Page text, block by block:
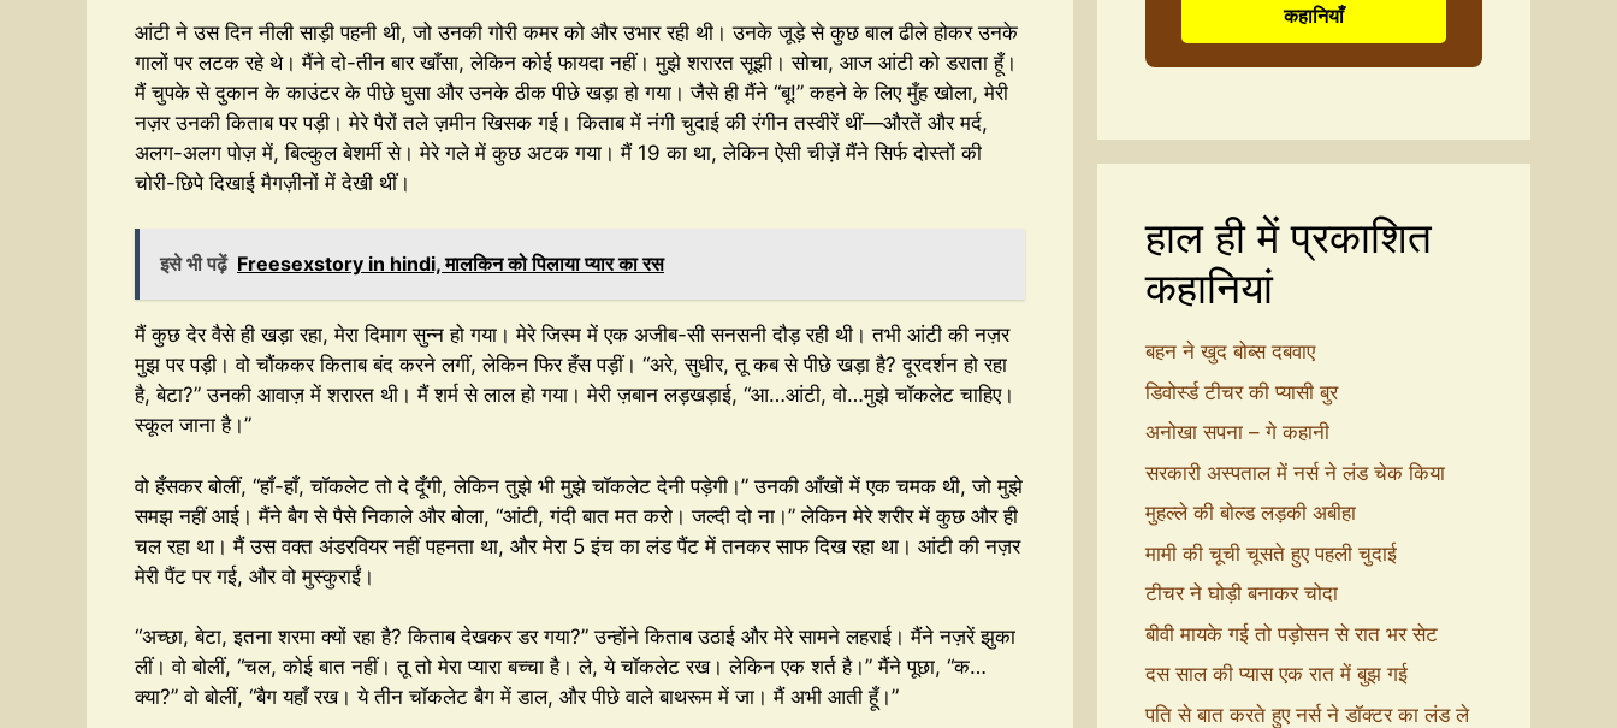
आंटी ने उस दिन नीली साड़ी पहनी थी, जो उनकी गोरी कमर को और उभार रही थी। उनके जूड़े से कुछ बाल ढीले होकर उनके
गालों पर लटक रहे थे। मैंने दो-तीन बार खाँसा, लेकिन कोई फायदा नहीं। मुझे शरारत सूझी। सोचा, आज आंटी को डराता हूँ।
मैं चुपके से दुकान के काउंटर के पीछे घुसा और उनके ठीक पीछे खड़ा हो गया। जैसे ही मैंने “बू!” कहने के लिए मुँह खोला, मेरी
नज़र उनकी किताब पर पड़ी। मेरे पैरों तले ज़मीन खिसक गई। किताब में नंगी चुदाई की रंगीन तस्वीरें थीं—औरतें और मर्द,
अलग-अलग पोज़ में, बिल्कुल बेशर्मी से। मेरे गले में कुछ अटक गया। मैं 19 का था, लेकिन ऐसी चीज़ें मैंने सिर्फ दोस्तों की
चोरी-छिपे दिखाई मैगज़ीनों में देखी थीं।
इसे भी पढ़ें Freesexstory in hindi, मालकिन को पिलाया प्यार का रस
मैं कुछ देर वैसे ही खड़ा रहा, मेरा दिमाग सुन्न हो गया। मेरे जिस्म में एक अजीब-सी सनसनी दौड़ रही थी। तभी आंटी की नज़र
मुझ पर पड़ी। वो चौंककर किताब बंद करने लगीं, लेकिन फिर हँस पड़ीं। “अरे, सुधीर, तू कब से पीछे खड़ा है? दूरदर्शन हो रहा
है, बेटा?” उनकी आवाज़ में शरारत थी। मैं शर्म से लाल हो गया। मेरी ज़बान लड़खड़ाई, “आ…आंटी, वो…मुझे चॉकलेट चाहिए।
स्कूल जाना है।”
वो हँसकर बोलीं, “हाँ-हाँ, चॉकलेट तो दे दूँगी, लेकिन तुझे भी मुझे चॉकलेट देनी पड़ेगी।” उनकी आँखों में एक चमक थी, जो मुझे
समझ नहीं आई। मैंने बैग से पैसे निकाले और बोला, “आंटी, गंदी बात मत करो। जल्दी दो ना।” लेकिन मेरे शरीर में कुछ और ही
चल रहा था। मैं उस वक्त अंडरवियर नहीं पहनता था, और मेरा 5 इंच का लंड पैंट में तनकर साफ दिख रहा था। आंटी की नज़र
मेरी पैंट पर गई, और वो मुस्कुराईं।
“अच्छा, बेटा, इतना शरमा क्यों रहा है? किताब देखकर डर गया?” उन्होंने किताब उठाई और मेरे सामने लहराई। मैंने नज़रें झुका
लीं। वो बोलीं, “चल, कोई बात नहीं। तू तो मेरा प्यारा बच्चा है। ले, ये चॉकलेट रख। लेकिन एक शर्त है।” मैंने पूछा, “क…
क्या?” वो बोलीं, “बैग यहाँ रख। ये तीन चॉकलेट बैग में डाल, और पीछे वाले बाथरूम में जा। मैं अभी आती हूँ।”
कहानियाँ
हाल ही में प्रकाशित
कहानियां
बहन ने खुद बोब्स दबवाए
डिवोर्स्ड टीचर की प्यासी बुर
अनोखा सपना – गे कहानी
सरकारी अस्पताल में नर्स ने लंड चेक किया
मुहल्ले की बोल्ड लड़की अबीहा
मामी की चूची चूसते हुए पहली चुदाई
टीचर ने घोड़ी बनाकर चोदा
बीवी मायके गई तो पड़ोसन से रात भर सेट
दस साल की प्यास एक रात में बुझ गई
पति से बात करते हुए नर्स ने डॉक्टर का लंड ले